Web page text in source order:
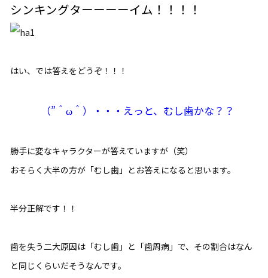
シンキングターーーーイム！！！！
はい、では答えをどうぞ！！！
（”＾ω＾）・・・えっと、むし歯かな？？
勝手に変なキャラクターが答えていますが（笑）
おそらく大半の方が「むし歯」とお答えになると思います。
半分正解です！！
歯を失う二大原因は「むし歯」と「歯周病」で、その割合はなん
と同じくらいだそうなんです。